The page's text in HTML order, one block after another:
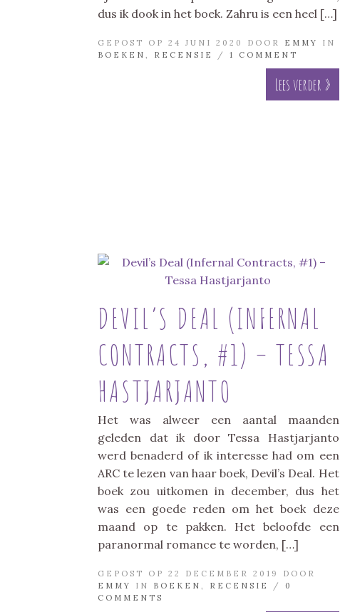
dus ik dook in het boek. Zahru is een heel […]
GEPOST OP 24 JUNI 2020 DOOR EMMY
IN
BOEKEN , RECENSIE / 1 COMMENT
Lees verder »
DEVIL’S DEAL (INFERNAL
CONTRACTS, #1) – TESSA
HASTJARJANTO
Het was alweer een aantal maanden
geleden dat ik door Tessa Hastjarjanto
werd benaderd of ik interesse had om een
ARC te lezen van haar boek, Devil’s Deal. Het
boek zou uitkomen in december, dus het
was een goede reden om het boek deze
maand op te pakken. Het beloofde een
paranormal romance te worden, […]
GEPOST OP 22 DECEMBER 2019 DOOR
EMMY
IN BOEKEN , RECENSIE / 0
COMMENTS